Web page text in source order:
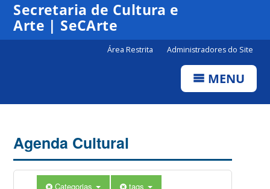
Secretaria de Cultura e
Arte | SeCArte
Área Restrita Administradores do Site
MENU
Agenda Cultural
Categorias tags